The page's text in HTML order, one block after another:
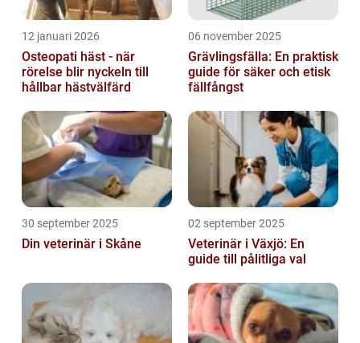
12 januari 2026
Osteopati häst - när
rörelse blir nyckeln till
hållbar hästvälfärd
06 november 2025
Grävlingsfälla: En praktisk
guide för säker och etisk
fällfångst
30 september 2025
Din veterinär i Skåne
02 september 2025
Veterinär i Växjö: En
guide till pålitliga val